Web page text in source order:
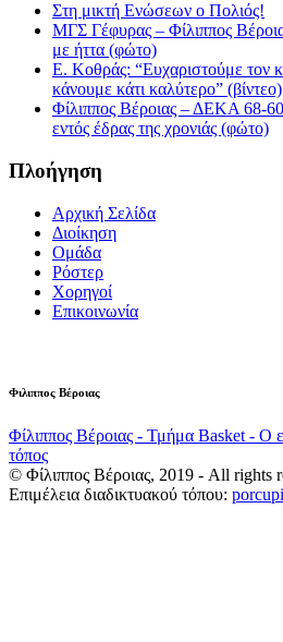
Στη μικτή Ενώσεων ο Πολιός!
ΜΓΣ Γέφυρας – Φίλιππος
με ήττα (φώτο)
Ε. Κοθράς: “Ευχαριστούμε τον
κάνουμε κάτι καλύτερο” (βίντεο)
Φίλιππος Βέροιας – ΔΕΚΑ 68-
εντός έδρας της χρονιάς (φώτο)
Πλοήγηση
Αρχική Σελίδα
Διοίκηση
Ομάδα
Ρόστερ
Χορηγοί
Επικοινωνία
Φιλιππος Βέροιας
Φίλιππος Βέροιας - Τμήμα Basket - Ο
τόπος
© Φίλιππος Βέροιας, 2019 - All rights
Επιμέλεια διαδικτυακού τόπου: